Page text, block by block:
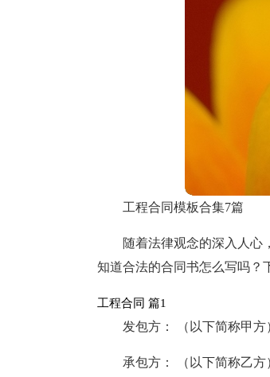
工程合同模板合集7篇
随着法律观念的深入人心
知道合法的合同书怎么写吗？
工程合同 篇1
发包方： （以下简称甲方
承包方： （以下简称乙方